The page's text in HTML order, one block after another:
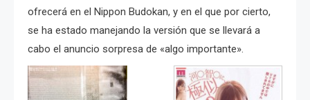
ofrecerá en el Nippon Budokan, y en el que por cierto,
se ha estado manejando la versión que se llevará a
cabo el anuncio sorpresa de «algo importante».